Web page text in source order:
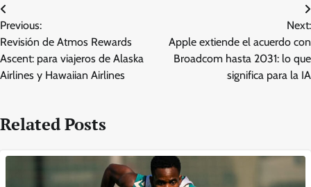
Post
navigation
Previous:
Revisión de Atmos Rewards
Ascent: para viajeros de Alaska
Airlines y Hawaiian Airlines
Next:
Apple extiende el acuerdo con
Broadcom hasta 2031: lo que
significa para la IA
Related Posts